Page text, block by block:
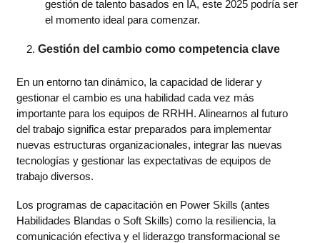
gestión de talento basados en IA, este 2025 podría ser
el momento ideal para comenzar.
Gestión del cambio como competencia clave
En un entorno tan dinámico, la capacidad de liderar y
gestionar el cambio es una habilidad cada vez más
importante para los equipos de RRHH. Alinearnos al futuro
del trabajo significa estar preparados para implementar
nuevas estructuras organizacionales, integrar las nuevas
tecnologías y gestionar las expectativas de equipos de
trabajo diversos.
Los programas de capacitación en Power Skills (antes
Habilidades Blandas o Soft Skills) como la resiliencia, la
comunicación efectiva y el liderazgo transformacional se